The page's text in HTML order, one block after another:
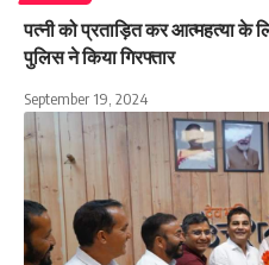
पत्नी को प्रताड़ित कर आत्महत्या के
पुलिस ने किया गिरफ्तार
September 19, 2024